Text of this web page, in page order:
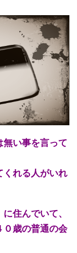
無い事を言って
くれる人がいれ
住んでいて、
０歳の普通の会